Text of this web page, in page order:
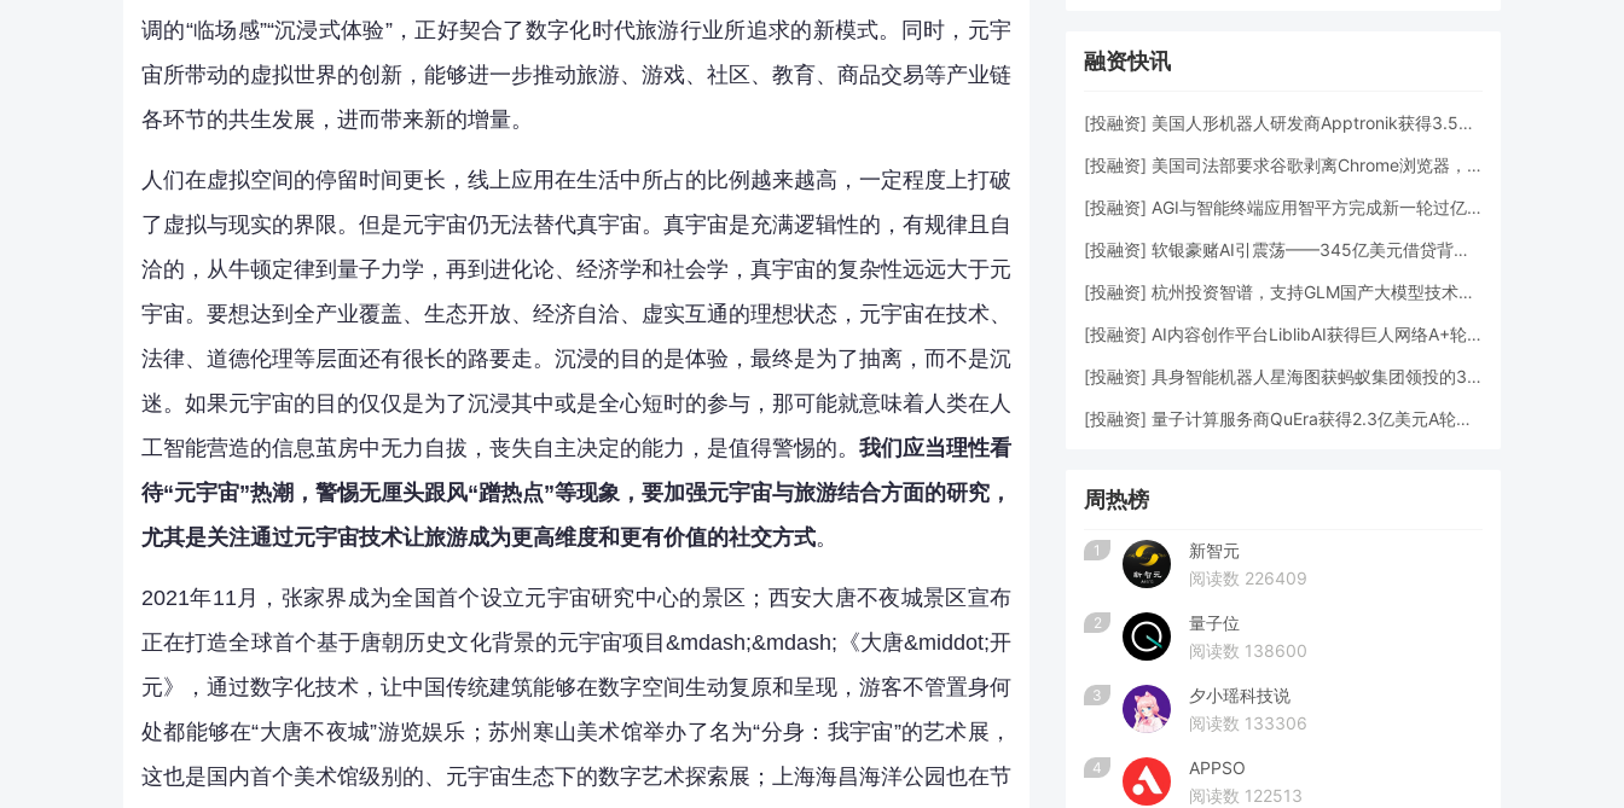
调的“临场感”“沉浸式体验”，正好契合了数字化时代旅游行业所追求的新模式。同时，元宇
宙所带动的虚拟世界的创新，能够进一步推动旅游、游戏、社区、教育、商品交易等产业链
各环节的共生发展，进而带来新的增量。
人们在虚拟空间的停留时间更长，线上应用在生活中所占的比例越来越高，一定程度上打破
了虚拟与现实的界限。但是元宇宙仍无法替代真宇宙。真宇宙是充满逻辑性的，有规律且自
洽的，从牛顿定律到量子力学，再到进化论、经济学和社会学，真宇宙的复杂性远远大于元
宇宙。要想达到全产业覆盖、生态开放、经济自洽、虚实互通的理想状态，元宇宙在技术、
法律、道德伦理等层面还有很长的路要走。沉浸的目的是体验，最终是为了抽离，而不是沉
迷。如果元宇宙的目的仅仅是为了沉浸其中或是全心短时的参与，那可能就意味着人类在人
工智能营造的信息茧房中无力自拔，丧失自主决定的能力，是值得警惕的。 我们应当理性看
待“元宇宙”热潮，警惕无厘头跟风“蹭热点”等现象，要加强元宇宙与旅游结合方面的研究，
尤其是关注通过元宇宙技术让旅游成为更高维度和更有价值的社交方式。
2021年11月，张家界成为全国首个设立元宇宙研究中心的景区；西安大唐不夜城景区宣布
正在打造全球首个基于唐朝历史文化背景的元宇宙项目&mdash;&mdash;《大唐&middot;开
元》，通过数字化技术，让中国传统建筑能够在数字空间生动复原和呈现，游客不管置身何
处都能够在“大唐不夜城”游览娱乐；苏州寒山美术馆举办了名为“分身：我宇宙”的艺术展，
这也是国内首个美术馆级别的、元宇宙生态下的数字艺术探索展；上海海昌海洋公园也在节
融资快讯
[投融资] 美国人形机器人研发商Apptronik获得3.5亿美元A轮融资
[投融资] 美国司法部要求谷歌剥离Chrome浏览器，但允许其进行AI投资
[投融资] AGI与智能终端应用智平方完成新一轮过亿元Pre-A+轮融资
[投融资] 软银豪赌AI引震荡——345亿美元借贷背后的“生死赌局”
[投融资] 杭州投资智谱，支持GLM国产大模型技术发展
[投融资] AI内容创作平台LiblibAI获得巨人网络A+轮数亿元融资
[投融资] 具身智能机器人星海图获蚂蚁集团领投的3亿元A轮融资
[投融资] 量子计算服务商QuEra获得2.3亿美元A轮融资
周热榜
1
新智元
阅读数 226409
2
量子位
阅读数 138600
3
夕小瑶科技说
阅读数 133306
4
APPSO
阅读数 122513